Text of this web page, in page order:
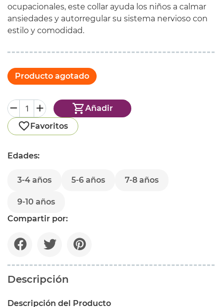
ocupacionales, este collar ayuda los niños a calmar
ansiedades y autorregular su sistema nervioso con
estilo y comodidad.
Producto agotado
Añadir
Favoritos
Edades:
3-4 años 5-6 años 7-8 años
9-10 años
Compartir por:
Descripción
Descripción del Producto